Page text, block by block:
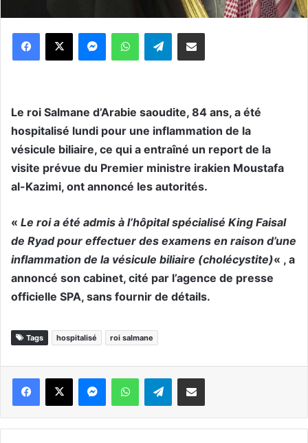
WhatsApp Telegram
Le roi Salmane d’Arabie saoudite, 84 ans, a été
hospitalisé lundi pour une inflammation de la
vésicule biliaire, ce qui a entraîné un report de la
visite prévue du Premier ministre irakien Moustafa
al-Kazimi, ont annoncé les autorités.
« Le roi a été admis à l’hôpital spécialisé King Faisal
de Ryad pour effectuer des examens en raison d’une
inflammation de la vésicule biliaire (cholécystite)« , a
annoncé son cabinet, cité par l’agence de presse
officielle SPA, sans fournir de détails.
Tags hospitalisé roi salmane
WhatsApp Telegram